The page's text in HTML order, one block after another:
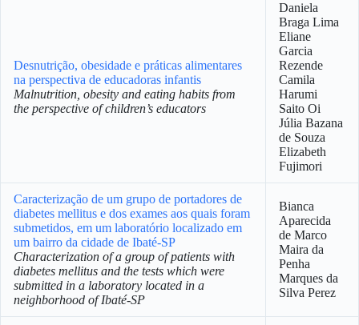
Desnutrição, obesidade e práticas alimentares
na perspectiva de educadoras infantis
Malnutrition, obesity and eating habits from
the perspective of children’s educators
Daniela
Braga Lima
Eliane
Garcia
Rezende
Camila
Harumi
Saito Oi
Júlia Bazana
de Souza
Elizabeth
Fujimori
Caracterização de um grupo de portadores de
diabetes mellitus e dos exames aos quais foram
submetidos, em um laboratório localizado em
um bairro da cidade de Ibaté-SP
Characterization of a group of patients with
diabetes mellitus and the tests which were
submitted in a laboratory located in a
neighborhood of Ibaté-SP
Bianca
Aparecida
de Marco
Maira da
Penha
Marques da
Silva Perez